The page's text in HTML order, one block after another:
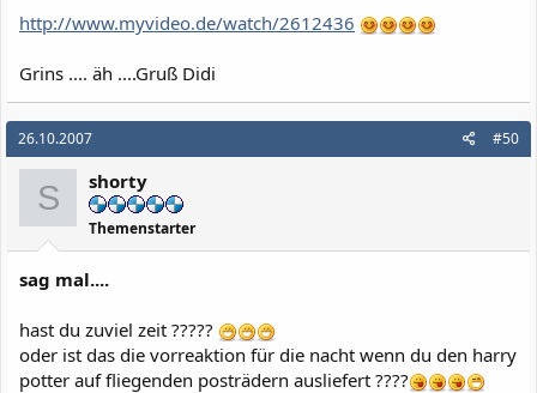
http://www.myvideo.de/watch/2612436
Grins .... äh ....Gruß Didi
26.10.2007 #50
S shorty
Themenstarter
sag mal....
hast du zuviel zeit ?????
oder ist das die vorreaktion für die nacht wenn du den harry
potter auf fliegenden posträdern ausliefert ????